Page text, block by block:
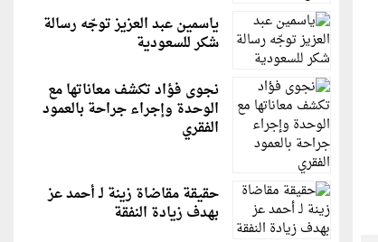
ياسمين عبد العزيز توجّه رسالة
شكر للسعودية
نجوى فؤاد تكشف معاناتها مع
الوحدة وإجراء جراحة بالعمود
الفقري
حقيقة مقاضاة زينة لـ أحمد عز
بهدف زيادة النفقة